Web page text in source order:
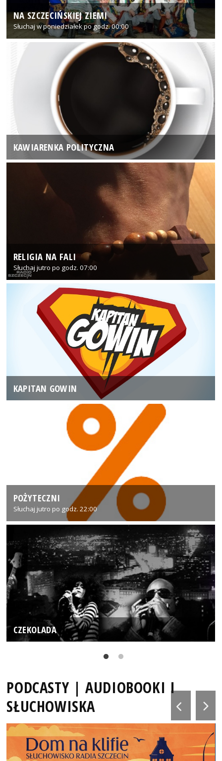
NA SZCZECIŃSKIEJ ZIEMI
Słuchaj w poniedziałek po godz. 00:00
KAWIARENKA POLITYCZNA
RELIGIA NA FALI
Słuchaj jutro po godz. 07:00
KAPITAN GOWIN
POŻYTECZNI
Słuchaj jutro po godz. 22:00
CZEKOLADA
PODCASTY | AUDIOBOOKI I
SŁUCHOWISKA